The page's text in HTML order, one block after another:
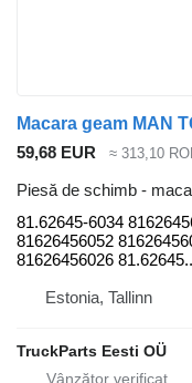
59,68 EUR ≈ 313,10
Piesă de schimb -
81.62645-6034
81626456052
81626456026
Estonia, Tallinn
TruckParts Eesti OÜ